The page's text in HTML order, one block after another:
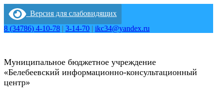
Перейти
содержимому
Версия для слабовидящих
8 (34786) 4-10-78 | 3-14-70 | ikc34@yandex.ru
Муниципальное бюджетное учреждение
«Белебеевский информационно-консультационный
центр»